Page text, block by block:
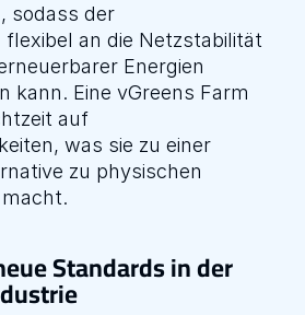
sodass der
flexibel an die Netzstabilität
Energien
kann. Eine vGreens Farm
auf
was sie zu einer
zu physischen
Standards in der